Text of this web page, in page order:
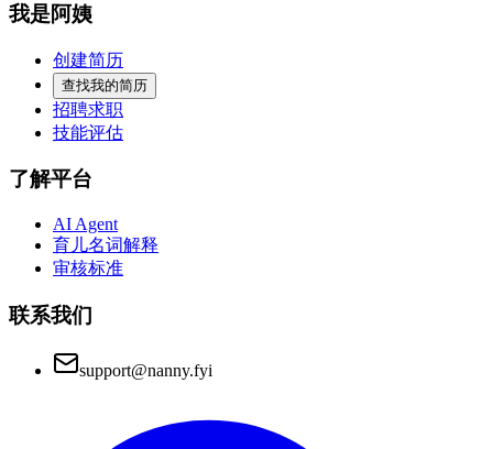
我是阿姨
创建简历
查找我的简历
招聘求职
技能评估
了解平台
AI Agent
育儿名词解释
审核标准
联系我们
support@nanny.fyi